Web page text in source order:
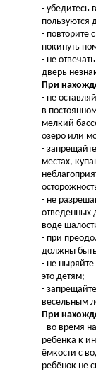
- убедитесь
пользуются
- повторите
покинуть
- не
дверь
При
- не
в
мелкий
озеро или
-
местах,
- не
отведенных
воде
- при
должны быть
- не ныряйте
это детям;
-
весельным
При
- во время
ребенка к
ёмкости с
ребёнок не